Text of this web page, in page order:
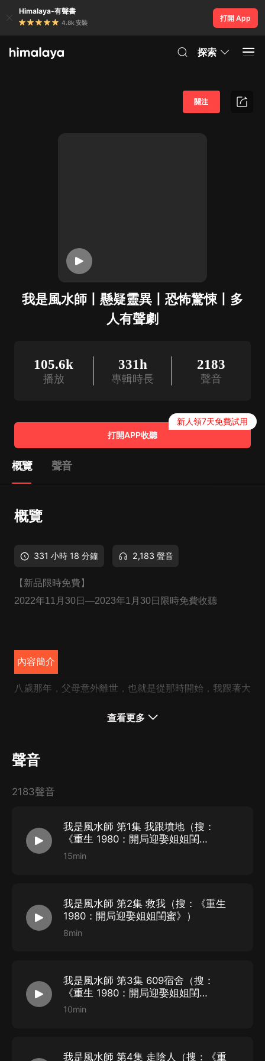
Himalaya-有聲書
4.8k 安裝
打開 App
探索
我是風水師丨懸疑靈異丨恐怖驚悚丨多
人有聲劇
關注
105.6k
播放
331h
專輯時長
2183
聲音
打開APP收聽
新人領7天免費試用
概覽 聲音
概覽
331 小時 18 分鐘 2,183 聲音
【新品限時免費】
2022年11月30日—2023年1月30日限時免費收聽
內容簡介
八歲那年，父母意外離世，也就是從那時開始，我跟著大
本以為我會按照父母的三句遺囑平淡走過這一世，卻没料
......
CAST
江潮生 ：裘偉鋒、黃天元
海 文 ：唐陽明
：張乾程
嵐 肆 ：魏 寬
時 秋 ：忘 機
大 蘇 ：薑無雙、鳳良言
葵 葵 ：陸 元、宋學理
查看更多
聲音
2183聲音
我是風水師 第1集 我跟墳地（搜：
《重生 1980：開局迎娶姐姐閨
蜜》）
15min
我是風水師 第2集 救我（搜：《重生
1980：開局迎娶姐姐閨蜜》）
8min
我是風水師 第3集 609宿舍（搜：
《重生 1980：開局迎娶姐姐閨
蜜》）
10min
我是風水師 第4集 走陰人（搜：《重